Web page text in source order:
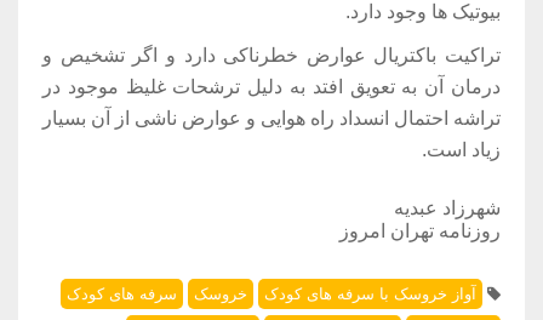
بیوتیک ها وجود دارد.
تراکیت باکتریال عوارض خطرناکی دارد و اگر تشخیص و
درمان آن به تعویق افتد به دلیل ترشحات غلیظ موجود در
تراشه احتمال انسداد راه هوایی و عوارض ناشی از آن بسیار
زیاد است.
شهرزاد عبدیه
روزنامه تهران امروز
آواز خروسک با سرفه های کودک خروسک
سرفه های کودک